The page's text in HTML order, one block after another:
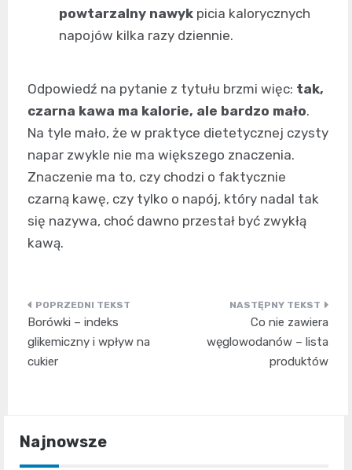
powtarzalny nawyk picia kalorycznych
napojów kilka razy dziennie.
Odpowiedź na pytanie z tytułu brzmi więc: tak,
czarna kawa ma kalorie, ale bardzo mało.
Na tyle mało, że w praktyce dietetycznej czysty
napar zwykle nie ma większego znaczenia.
Znaczenie ma to, czy chodzi o faktycznie
czarną kawę, czy tylko o napój, który nadal tak
się nazywa, choć dawno przestał być zwykłą
kawą.
Nawigacja
wpisu
Borówki – indeks
glikemiczny i wpływ na
cukier
Co nie zawiera
węglowodanów – lista
produktów
Najnowsze